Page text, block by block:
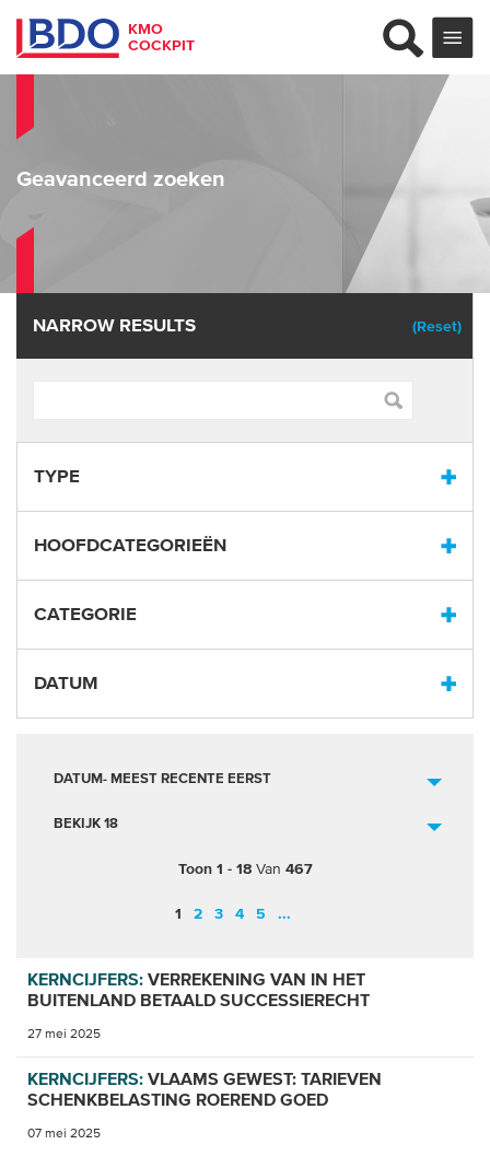
KMO
COCKPIT
Geavanceerd zoeken
DATUM- MEEST RECENTE EERST
BEKIJK 18
Toon 1 - 18Van 467
1 2 3 4 5 ...
KERNCIJFERS:VERREKENING VAN IN HET
BUITENLAND BETAALD SUCCESSIERECHT
27 mei 2025
KERNCIJFERS:VLAAMS GEWEST: TARIEVEN
SCHENKBELASTING ROEREND GOED
07 mei 2025
NARROW RESULTS (Reset)
TYPE
HOOFDCATEGORIEËN
CATEGORIE
DATUM